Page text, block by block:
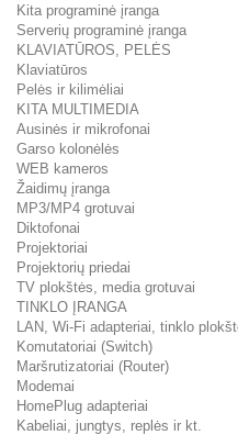
Kita programinė įranga
Serverių programinė įranga
KLAVIATŪROS, PELĖS
Klaviatūros
Pelės ir kilimėliai
KITA MULTIMEDIA
Ausinės ir mikrofonai
Garso kolonėlės
WEB kameros
Žaidimų įranga
MP3/MP4 grotuvai
Diktofonai
Projektoriai
Projektorių priedai
TV plokštės, media grotuvai
TINKLO ĮRANGA
LAN, Wi-Fi adapteriai, tinklo
Komutatoriai (Switch)
Maršrutizatoriai (Router)
Modemai
HomePlug adapteriai
Kabeliai, jungtys, replės ir kt.